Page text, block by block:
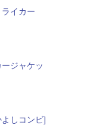
イカー
ジャケッ
しコンビ]